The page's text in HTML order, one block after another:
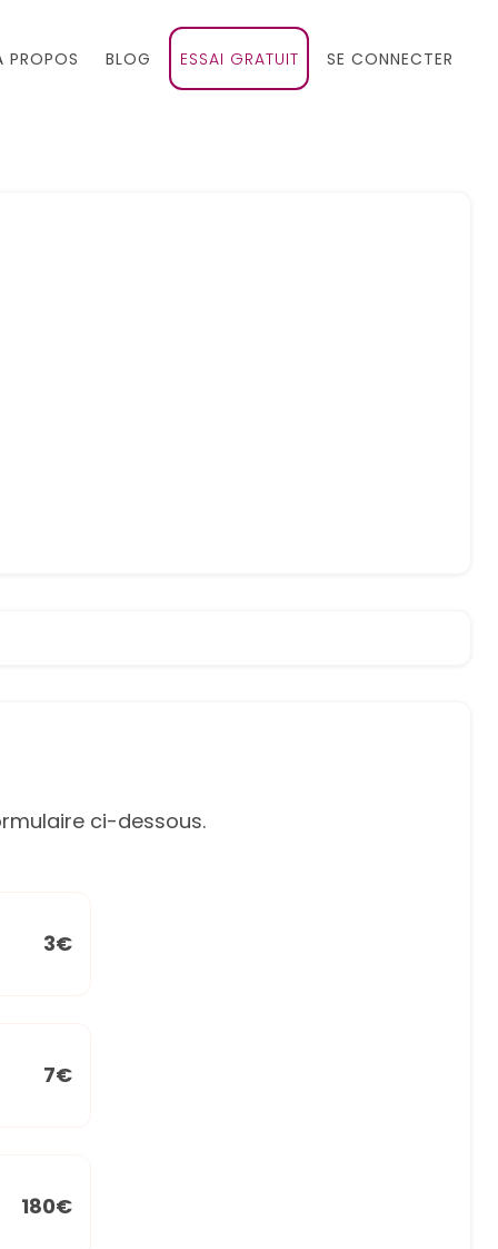
PROPOS BLOG ESSAI GRATUIT SE CONNECTER
ci-dessous.
3€
7€
180€